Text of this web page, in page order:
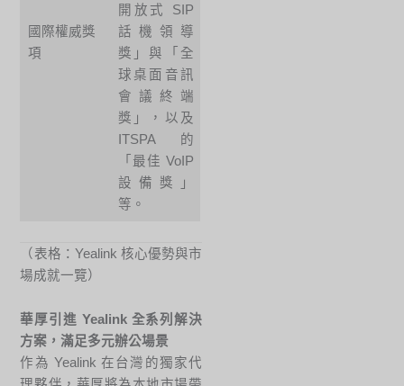
國際權威獎
項
開放式 SIP
話機領導
獎」與「全
球桌面音訊
會議終端
獎」，以及
ITSPA 的
「最佳 VoIP
設備獎」
等。
（表格：Yealink 核心優勢與市
場成就一覽）
華厚引進 Yealink 全系列解決
方案，滿足多元辦公場景
作為 Yealink 在台灣的獨家代